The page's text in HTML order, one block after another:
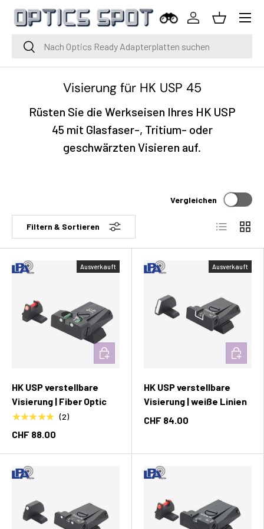
Zum Inhalt springen
SucheSuche
Einloggen
Korb
Menü
Visierung für HK USP 45
Rüsten Sie die Werkseisen Ihres HK USP
45 mit Glasfaser-, Tritium- oder
geschwärzten Visieren auf.
Filtern & Sortieren
Vergleichen
Liste
Ausverkauft
HK USP verstellbare
Visierung | Fiber Optic
★★★★★ (2)
CHF 88.00
In den Warenkorb
Ausverkauft
HK USP verstellbare
Visierung | weiße Linien
CHF 84.00
In den